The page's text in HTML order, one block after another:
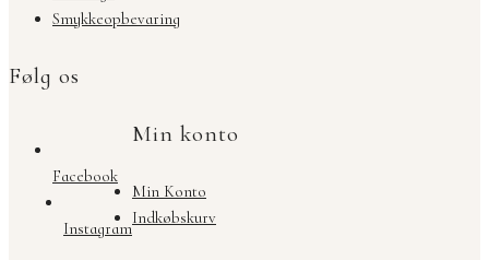
Smykkeopbevaring
Følg os
Facebook
Instagram
Min konto
Min Konto
Indkøbskurv